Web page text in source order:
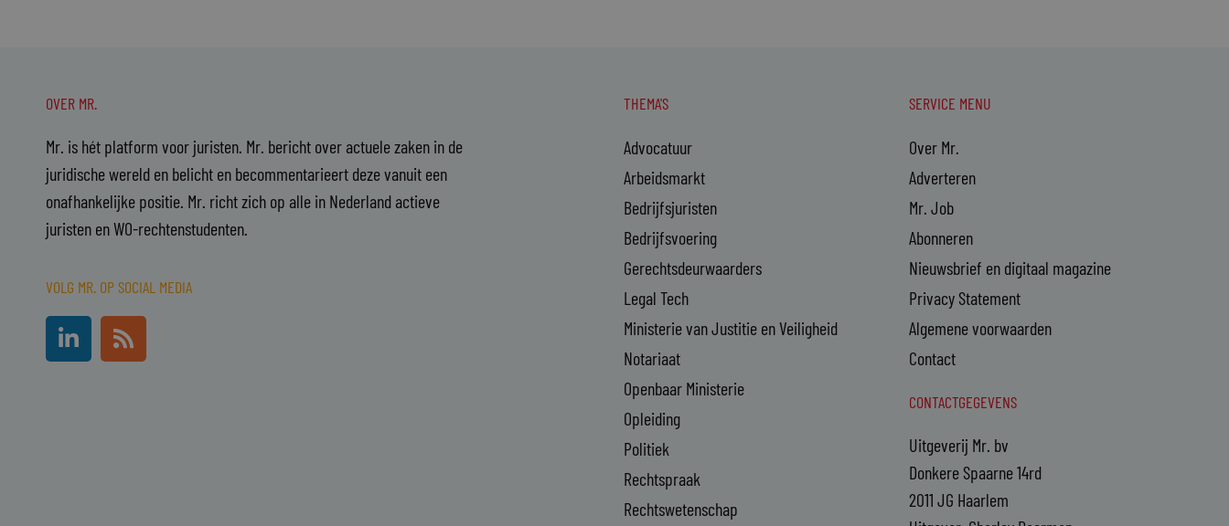
OVER MR.
Mr. is hét platform voor juristen. Mr. bericht over actuele zaken in de
juridische wereld en belicht en becommentarieert deze vanuit een
onafhankelijke positie. Mr. richt zich op alle in Nederland actieve
juristen en WO-rechtenstudenten.
VOLG MR. OP SOCIAL MEDIA
L
i
n
R
s
s
THEMA'S
Advocatuur
Arbeidsmarkt
Bedrijfsjuristen
Bedrijfsvoering
Gerechtsdeurwaarders
Legal Tech
Ministerie van Justitie en Veiligheid
Notariaat
Openbaar Ministerie
Opleiding
Politiek
Rechtspraak
Rechtswetenschap
SERVICE MENU
Over Mr.
Adverteren
Mr. Job
Abonneren
Nieuwsbrief en digitaal magazine
Privacy Statement
Algemene voorwaarden
Contact
CONTACTGEGEVENS
Uitgeverij Mr. bv
Donkere Spaarne 14rd
2011 JG Haarlem